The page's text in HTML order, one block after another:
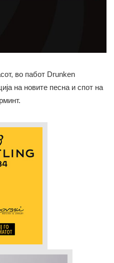
во пабот Drunken
на новите песна и спот на